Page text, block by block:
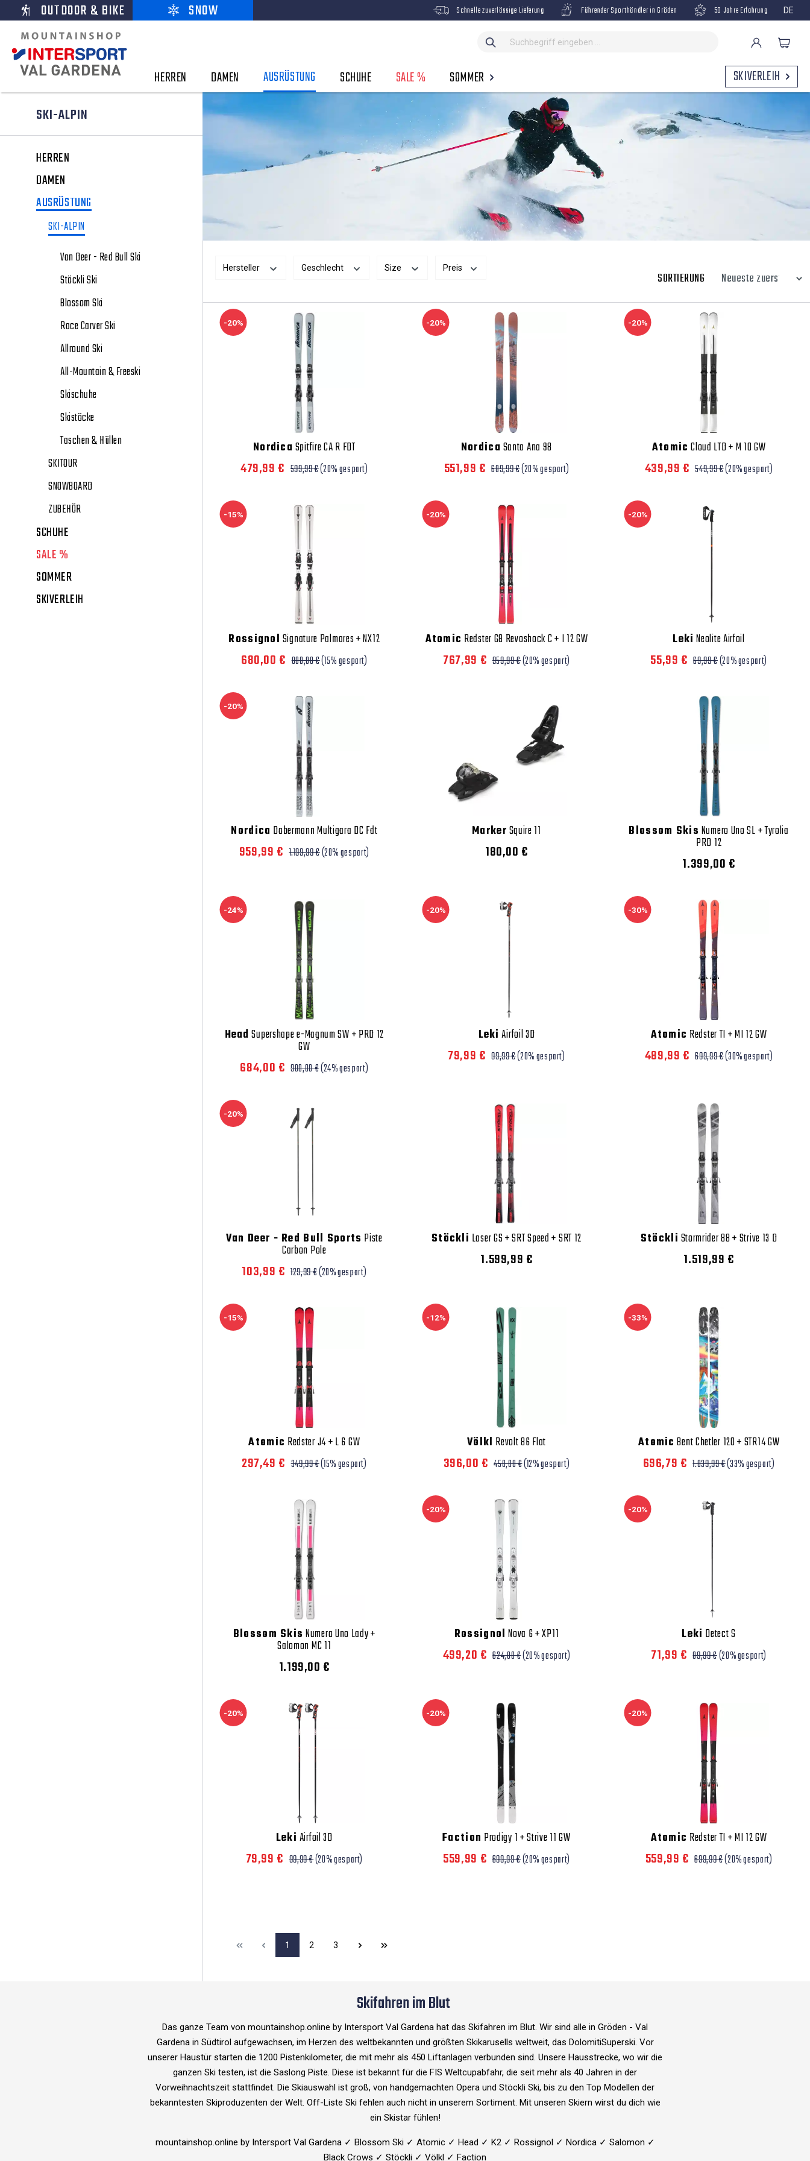
OUTDOOR & BIKE SNOW Schnelle zuverlässige Lieferung Führender Sporthändler in Gröden 50 Jahre Erfahrung DE
HERREN DAMEN AUSRÜSTUNG SCHUHE SALE % SOMMER
SKIVERLEIH
SKI-ALPIN
HERREN
DAMEN
AUSRÜSTUNG
SKI-ALPIN
Van Deer - Red Bull Ski
Stöckli Ski
Blossom Ski
Race Carver Ski
Allround Ski
All-Mountain & Freeski
Skischuhe
Skistöcke
Taschen & Hüllen
SKITOUR
SNOWBOARD
ZUBEHÖR
SCHUHE
SALE %
SOMMER
SKIVERLEIH
Hersteller Geschlecht Size Preis
SORTIERUNG
-20%
Nordica Spitfire CA R FDT
479,99 € 599,99 €(20% gespart)
-20%
Nordica Santa Ana 98
551,99 € 689,99 €(20% gespart)
-20%
Atomic Cloud LTD + M 10 GW
439,99 € 549,99 €(20% gespart)
-15%
Rossignol Signature Palmares + NX12
680,00 € 800,00 €(15% gespart)
-20%
Atomic Redster G8 Revoshock C + I 12 GW
767,99 € 959,99 €(20% gespart)
-20%
Leki Neolite Airfoil
55,99 € 69,99 €(20% gespart)
-20%
Nordica Dobermann Multigara DC Fdt
959,99 € 1.199,99 €(20% gespart)
MarkerSquire 11
180,00 €
Blossom Skis Numero Uno SL + Tyrolia
PRD 12
1.399,00 €
-24%
Head Supershape e-Magnum SW + PRD 12
GW
684,00 € 900,00 €(24% gespart)
-20%
Leki Airfoil 3D
79,99 € 99,99 €(20% gespart)
-30%
Atomic Redster TI + MI 12 GW
489,99 € 699,99 €(30% gespart)
-20%
Van Deer - Red Bull Sports Piste
Carbon Pole
103,99 € 129,99 €(20% gespart)
Stöckli Laser GS + SRT Speed + SRT 12
1.599,99 €
Stöckli Stormrider 88 + Strive 13 D
1.519,99 €
-15%
Atomic Redster J4 + L 6 GW
297,49 € 349,99 €(15% gespart)
-12%
Völkl Revolt 86 Flat
396,00 € 450,00 €(12% gespart)
-33%
Atomic Bent Chetler 120 + STR14 GW
696,79 € 1.039,99 €(33% gespart)
Blossom Skis Numero Uno Lady +
Salomon MC 11
1.199,00 €
-20%
Rossignol Nova 6 + XP11
499,20 € 624,00 €(20% gespart)
-20%
Leki Detect S
71,99 € 89,99 €(20% gespart)
-20%
Leki Airfoil 3D
79,99 € 99,99 €(20% gespart)
-20%
Faction Prodigy 1 + Strive 11 GW
559,99 € 699,99 €(20% gespart)
-20%
Atomic Redster TI + MI 12 GW
559,99 € 699,99 €(20% gespart)
1 2 3
Skifahren im Blut
Das ganze Team von mountainshop.online by Intersport Val Gardena hat das Skifahren im Blut. Wir sind alle in Gröden - Val
Gardena in Südtirol aufgewachsen, im Herzen des weltbekannten und größten Skikarusells weltweit, das DolomitiSuperski. Vor
unserer Haustür starten die 1200 Pistenkilometer, die mit mehr als 450 Liftanlagen verbunden sind. Unsere Hausstrecke, wo wir die
ganzen Ski testen, ist die Saslong Piste. Diese ist bekannt für die FIS Weltcupabfahr, die seit mehr als 40 Jahren in der
Vorweihnachtszeit stattfindet. Die Skiauswahl ist groß, von handgemachten Opera und Stöckli Ski, bis zu den Top Modellen der
bekanntesten Skiproduzenten der Welt. Off-Liste Ski fehlen auch nicht in unserem Sortiment. Mit unseren Skiern wirst du dich wie
ein Skistar fühlen!
mountainshop.online by Intersport Val Gardena ✓ Blossom Ski ✓ Atomic ✓ Head ✓ K2 ✓ Rossignol ✓ Nordica ✓ Salomon ✓
Black Crows ✓ Stöckli ✓ Völkl ✓ Faction